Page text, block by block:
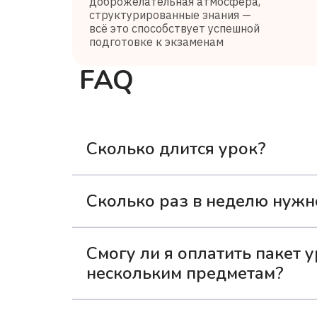
структурированные знания —
всё это способствует успешной
подготовке к экзаменам
FAQ
Сколько длится урок?
Сколько раз в неделю
материал — без долгих пауз и
Смогу ли я оплатить пакет
нескольким предметам?